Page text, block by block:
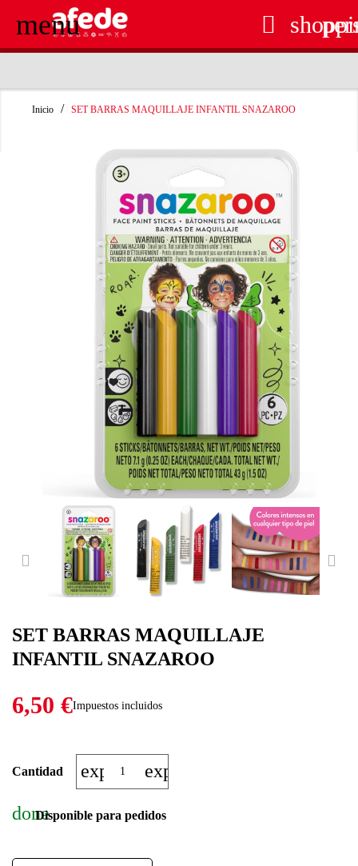
menu 
Inicio SET BARRAS MAQUILLAJE INFANTIL SNAZAROO
SET BARRAS MAQUILLAJE
INFANTIL SNAZAROO
PREVIOUS
6,50 €Impuestos incluidos
Cantidad expand_moreexpand_less
doneDisponible para pedidos